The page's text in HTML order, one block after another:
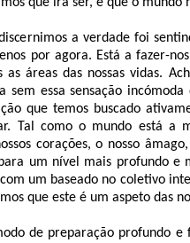
a verdade foi
por agora. Está a fazer-
as áreas das nossas vidas.
sem essa sensação
que temos buscado
Tal como o mundo está a
corações, o nosso
um nível mais profundo
um baseado no coletivo
que este é um aspeto das
de preparação profundo